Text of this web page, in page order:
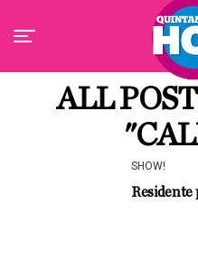
ALL
SHOW!
Residente